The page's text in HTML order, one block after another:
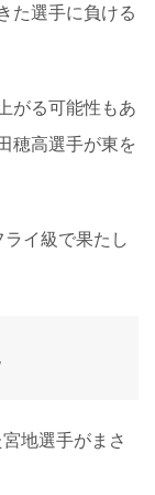
た選手に負ける
がる可能性もあ
穂高選手が東を
イ級で果たし
地選手がまさ